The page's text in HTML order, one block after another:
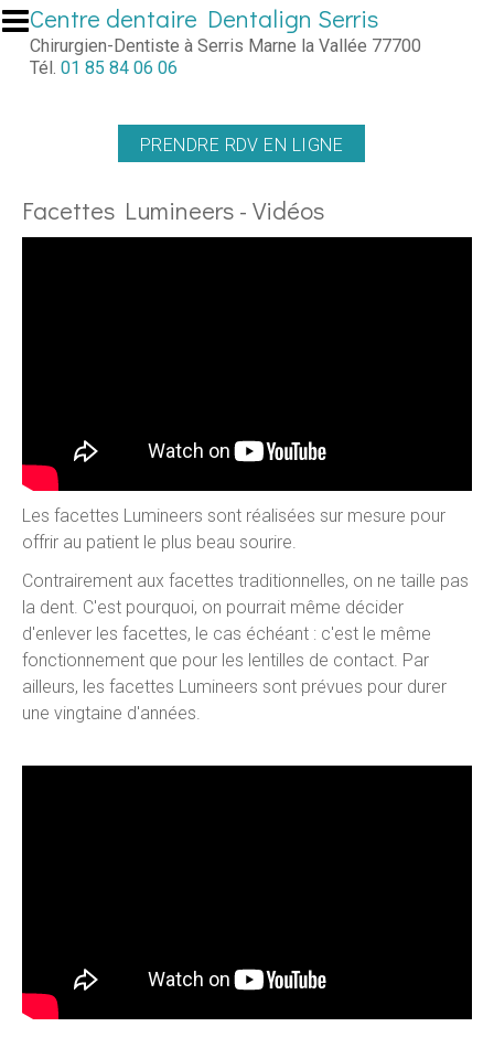
Aller au contenu principal
Centre dentaire Dentalign Serris
Chirurgien-Dentiste à Serris Marne la Vallée 77700
Tél.01 85 84 06 06
PRENDRE RDV EN LIGNE
Facettes Lumineers - Vidéos
Les facettes Lumineers sont réalisées sur mesure pour
offrir au patient le plus beau sourire.
Contrairement aux facettes traditionnelles, on ne taille pas
la dent. C'est pourquoi, on pourrait même décider
d'enlever les facettes, le cas échéant : c'est le même
fonctionnement que pour les lentilles de contact. Par
ailleurs, les facettes Lumineers sont prévues pour durer
une vingtaine d'années.